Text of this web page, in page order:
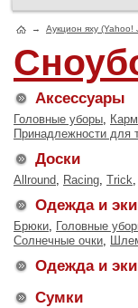
→ Аукцион яху (Yahoo!
Аксессуары
Головные уборы,
Принадлежности для
Доски
Allround, Racing, Trick,
Одежда и
Брюки, Головные
Солнечные очки,
Одежда и
Сумки